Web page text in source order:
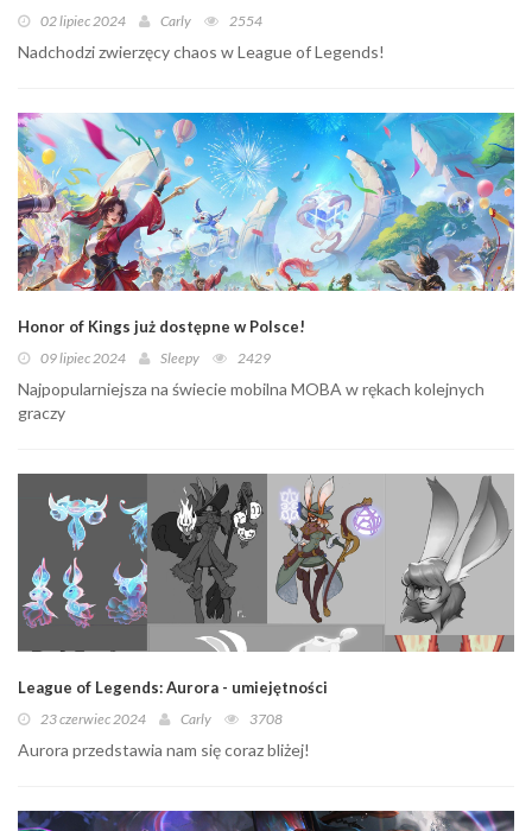
02 lipiec 2024 Carly 2554
Nadchodzi zwierzęcy chaos w League of Legends!
Honor of Kings już dostępne w Polsce!
09 lipiec 2024 Sleepy 2429
Najpopularniejsza na świecie mobilna MOBA w rękach kolejnych
graczy
League of Legends: Aurora - umiejętności
23 czerwiec 2024 Carly 3708
Aurora przedstawia nam się coraz bliżej!